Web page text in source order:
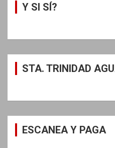
Y SI SÍ?
STA. TRINIDAD
ESCANEA Y PAGA